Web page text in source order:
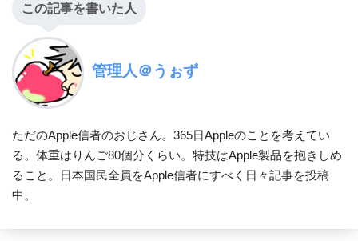
この記事を書いた人
管理人＠うぉず
ただのApple信者のおじさん。365日Appleのことを考えてい
る。体重はりんご80個分くらい。特技はApple製品を抱きしめ
ること。日本国民全員をApple信者にすべく日々記事を投稿
中。